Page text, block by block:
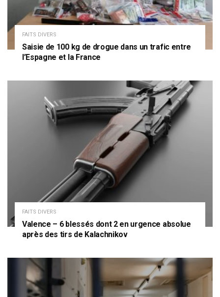
FAITS DIVERS
Saisie de 100 kg de drogue dans un trafic entre
l’Espagne et la France
FAITS DIVERS
Valence – 6 blessés dont 2 en urgence absolue
après des tirs de Kalachnikov